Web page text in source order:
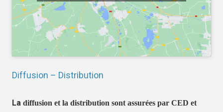
Diffusion – Distribution
La diffusion et la distribution sont assurées par CED et